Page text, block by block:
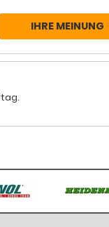
IHRE MEINUNG